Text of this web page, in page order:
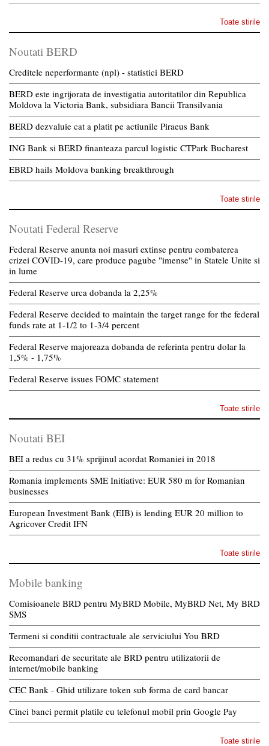
Toate stirile
Noutati BERD
Creditele neperformante (npl) - statistici BERD
BERD este ingrijorata de investigatia autoritatilor din Republica
Moldova la Victoria Bank, subsidiara Bancii Transilvania
BERD dezvaluie cat a platit pe actiunile Piraeus Bank
ING Bank si BERD finanteaza parcul logistic CTPark Bucharest
EBRD hails Moldova banking breakthrough
Toate stirile
Noutati Federal Reserve
Federal Reserve anunta noi masuri extinse pentru combaterea
crizei COVID-19, care produce pagube "imense" in Statele Unite si
in lume
Federal Reserve urca dobanda la 2,25%
Federal Reserve decided to maintain the target range for the federal
funds rate at 1-1/2 to 1-3/4 percent
Federal Reserve majoreaza dobanda de referinta pentru dolar la
1,5% - 1,75%
Federal Reserve issues FOMC statement
Toate stirile
Noutati BEI
BEI a redus cu 31% sprijinul acordat Romaniei in 2018
Romania implements SME Initiative: EUR 580 m for Romanian
businesses
European Investment Bank (EIB) is lending EUR 20 million to
Agricover Credit IFN
Toate stirile
Mobile banking
Comisioanele BRD pentru MyBRD Mobile, MyBRD Net, My BRD
SMS
Termeni si conditii contractuale ale serviciului You BRD
Recomandari de securitate ale BRD pentru utilizatorii de
internet/mobile banking
CEC Bank - Ghid utilizare token sub forma de card bancar
Cinci banci permit platile cu telefonul mobil prin Google Pay
Toate stirile